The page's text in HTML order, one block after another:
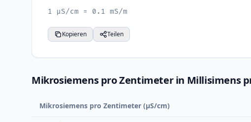
1 μS/cm = 0.1 mS/m
Kopieren Teilen
Mikrosiemens pro Zentimeter in Millisimens
Mikrosiemens pro Zentimeter (μS/cm)